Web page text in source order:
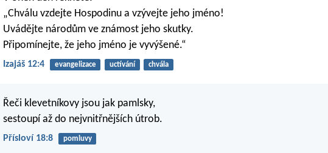
„Chválu vzdejte Hospodinu a vzývejte jeho jméno!
Uvádějte národům ve známost jeho skutky.
Připomínejte, že jeho jméno je vyvýšené.“
Izajáš 12:4 evangelizace uctívání chvála
Řeči klevetníkovy jsou jak pamlsky,
sestoupí až do nejvnitřnějších útrob.
Přísloví 18:8 pomluvy